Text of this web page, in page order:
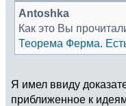
Antoshka
Как это Вы
Теорема Ферма.
Я имел ввиду
приближенное к